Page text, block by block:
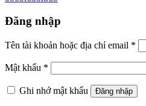
Đăng nhập
Tên tài khoản hoặc địa chỉ email *
Mật khẩu *
Ghi nhớ mật khẩu Đăng nhập